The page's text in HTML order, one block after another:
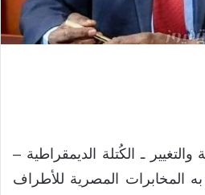
ـ الكُتلة الديمقراطية –
المخابرات المصرية للأطراف